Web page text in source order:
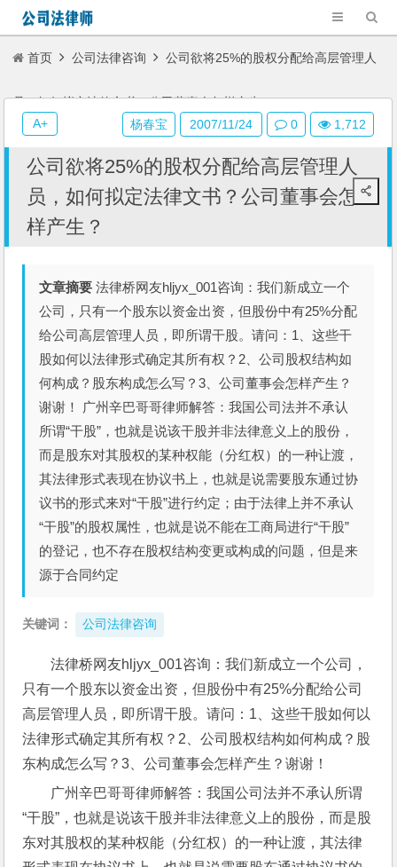
首页 公司法律咨询 公司欲将25%的股权分配给高层管理人
员，如何拟定法律文书？公司董事会怎样产生？
公司欲将25%的股权分配给高层管理人
员，如何拟定法律文书？公司董事会怎
样产生？
文章摘要 法律桥网友hljyx_001咨询：我们新成立一个
公司，只有一个股东以资金出资，但股份中有25%分配
给公司高层管理人员，即所谓干股。请问：1、这些干
股如何以法律形式确定其所有权？2、公司股权结构如
何构成？股东构成怎么写？3、公司董事会怎样产生？
谢谢！ 广州辛巴哥哥律师解答：我国公司法并不承认
所谓“干股”，也就是说该干股并非法律意义上的股份，
而是股东对其股权的某种权能（分红权）的一种让渡，
其法律形式表现在协议书上，也就是说需要股东通过协
议书的形式来对“干股”进行约定；由于法律上并不承认
“干股”的股权属性，也就是说不能在工商局进行“干股”
的登记，也不存在股权结构变更或构成的问题，但是来
源于合同约定
关键词： 公司法律咨询
法律桥网友hljyx_001咨询：我们新成立一个公司，
只有一个股东以资金出资，但股份中有25%分配给公司
高层管理人员，即所谓干股。请问：1、这些干股如何以
法律形式确定其所有权？2、公司股权结构如何构成？股
东构成怎么写？3、公司董事会怎样产生？谢谢！
广州辛巴哥哥律师解答：我国公司法并不承认所谓
“干股”，也就是说该干股并非法律意义上的股份，而是股
东对其股权的某种权能（分红权）的一种让渡，其法律
杨春宝 2007/11/24 0 1,712
A+